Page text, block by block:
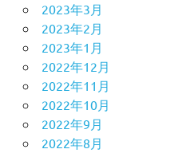
2023年3月
2023年2月
2023年1月
2022年12月
2022年11月
2022年10月
2022年9月
2022年8月